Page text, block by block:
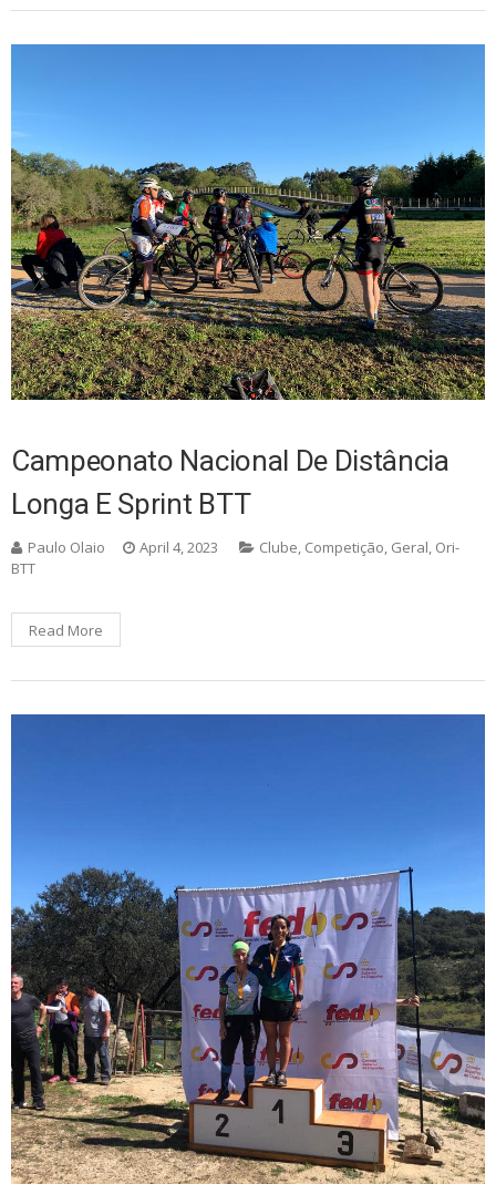
Campeonato Nacional De Distância
Longa E Sprint BTT
Paulo Olaio April 4, 2023 Clube Competição Geral Ori-
BTT
Read More